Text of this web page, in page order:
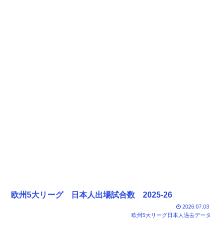
欧州5大リーグ 日本人出場試合数 2025-26
2026.07.03
欧州5大リーグ日本人過去データ